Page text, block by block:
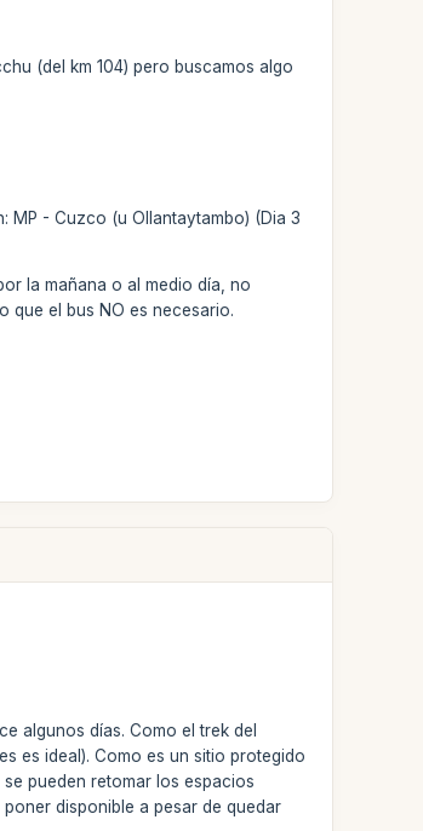
(del km 104) pero buscamos algo
MP - Cuzco (u Ollantaytambo) (Dia 3
la mañana o al medio día, no
que el bus NO es necesario.
algunos días. Como el trek del
es ideal). Como es un sitio protegido
pueden retomar los espacios
disponible a pesar de quedar